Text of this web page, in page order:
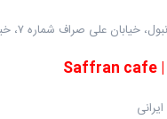
خیابان علی صراف شماره ۷، خیابان مودا
|